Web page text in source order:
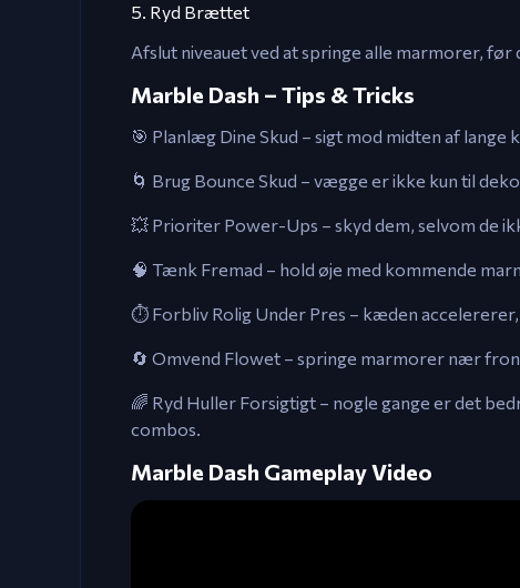
5. Ryd Brættet
Afslut niveauet ved at springe alle marmorer,
Marble Dash – Tips & Tricks
🎯 Planlæg Dine Skud – sigt mod midten af
🌀 Brug Bounce Skud – vægge er ikke kun til
💥 Prioriter Power-Ups – skyd dem, selvom de
🧠 Tænk Fremad – hold øje med kommende
⏱️ Forbliv Rolig Under Pres – kæden
🔄 Omvend Flowet – springe marmorer nær
🌈 Ryd Huller Forsigtigt – nogle gange er det
combos.
Marble Dash Gameplay Video